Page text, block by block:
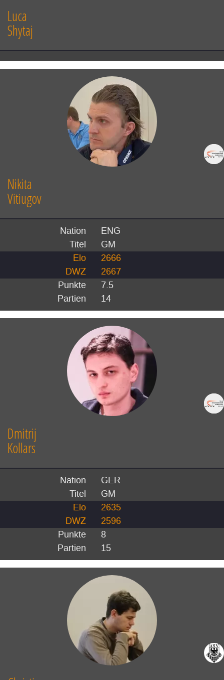
Luca
Shytaj
Nikita
Vitiugov
Nation
ENG
Titel
GM
Elo
2666
DWZ
2667
Punkte
7.5
Partien
14
Dmitrij
Kollars
Nation
GER
Titel
GM
Elo
2635
DWZ
2596
Punkte
8
Partien
15